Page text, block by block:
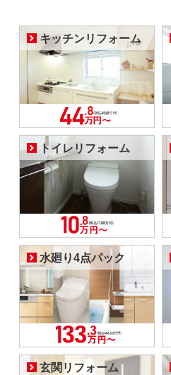
キッチンリフォーム
トイレリフォーム
水廻り4点パック
玄関リフォーム